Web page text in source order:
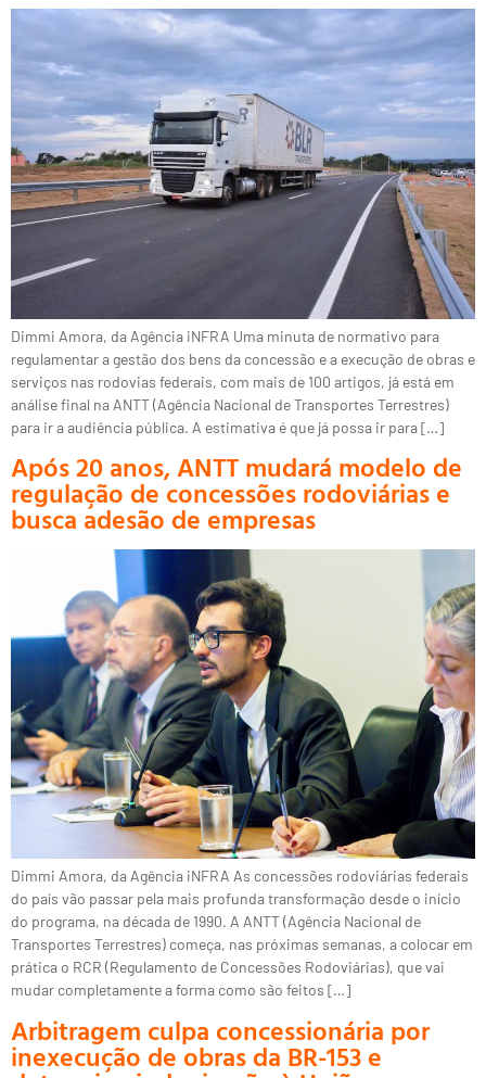
Dimmi Amora, da Agência iNFRA Uma minuta de normativo para
regulamentar a gestão dos bens da concessão e a execução de obras e
serviços nas rodovias federais, com mais de 100 artigos, já está em
análise final na ANTT (Agência Nacional de Transportes Terrestres)
para ir a audiência pública. A estimativa é que já possa ir para […]
Após 20 anos, ANTT mudará modelo de
regulação de concessões rodoviárias e
busca adesão de empresas
Dimmi Amora, da Agência iNFRA As concessões rodoviárias federais
do país vão passar pela mais profunda transformação desde o início
do programa, na década de 1990. A ANTT (Agência Nacional de
Transportes Terrestres) começa, nas próximas semanas, a colocar em
prática o RCR (Regulamento de Concessões Rodoviárias), que vai
mudar completamente a forma como são feitos […]
Arbitragem culpa concessionária por
inexecução de obras da BR-153 e